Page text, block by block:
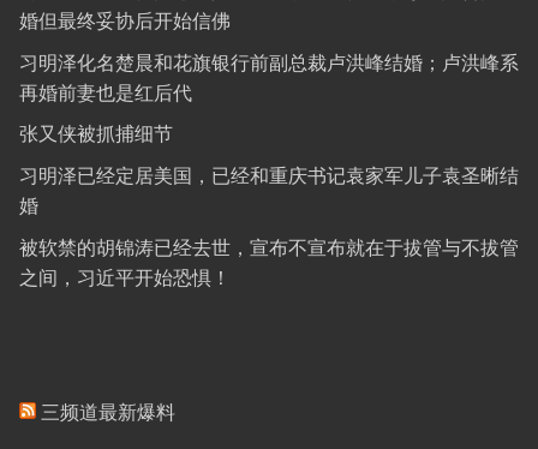
婚但最终妥协后开始信佛
习明泽化名楚晨和花旗银行前副总裁卢洪峰结婚；卢洪峰系
再婚前妻也是红后代
张又侠被抓捕细节
习明泽已经定居美国，已经和重庆书记袁家军儿子袁圣晰结
婚
被软禁的胡锦涛已经去世，宣布不宣布就在于拔管与不拔管
之间，习近平开始恐惧！
三频道最新爆料